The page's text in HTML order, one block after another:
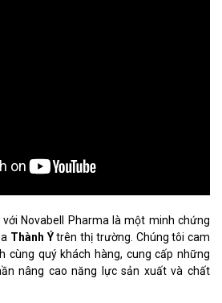
Novabell Pharma là một minh chứng
Thành Ýtrên thị trường. Chúng tôi cam
cùng quý khách hàng, cung cấp những
nâng cao năng lực sản xuất và chất